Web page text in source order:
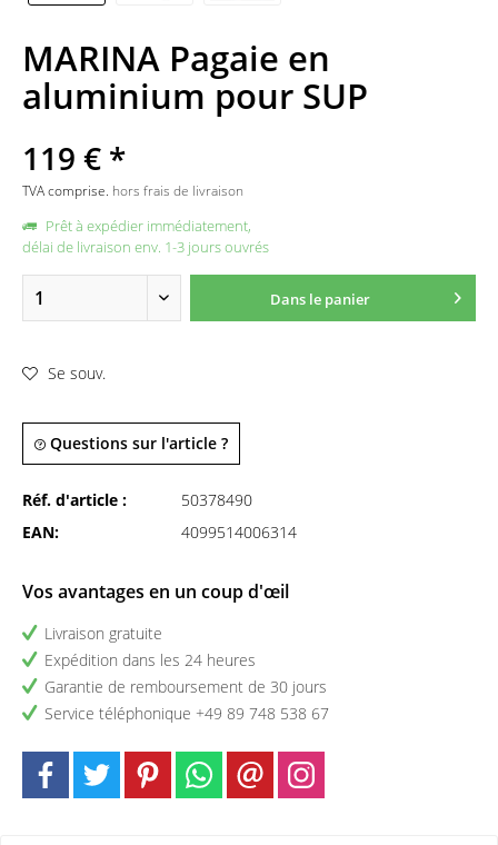
MARINA Pagaie en
aluminium pour SUP
119 € *
TVA comprise. hors frais de livraison
Prêt à expédier immédiatement,
délai de livraison env. 1-3 jours ouvrés
Dans le panier
Se souv.
Questions sur l'article ?
Réf. d'article :
50378490
EAN:
4099514006314
Vos avantages en un coup d'œil
Livraison gratuite
Expédition dans les 24 heures
Garantie de remboursement de 30 jours
Service téléphonique +49 89 748 538 67